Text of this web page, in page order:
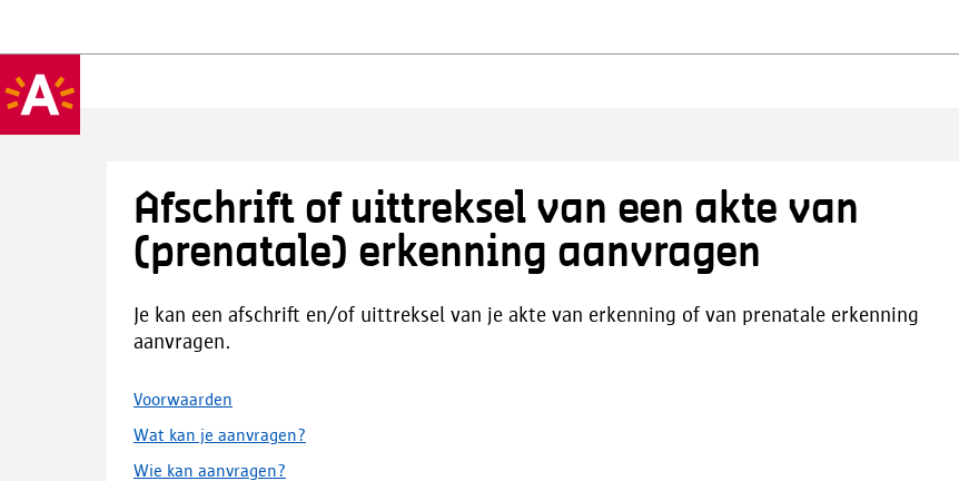
Afschrift of uittreksel van een akte van
(prenatale) erkenning aanvragen
Je kan een afschrift en/of uittreksel van je akte van erkenning of van prenatale erkenning
aanvragen.
Voorwaarden
Wat kan je aanvragen?
Wie kan aanvragen?